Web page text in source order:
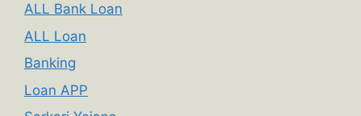
ALL Bank Loan
ALL Loan
Banking
Loan APP